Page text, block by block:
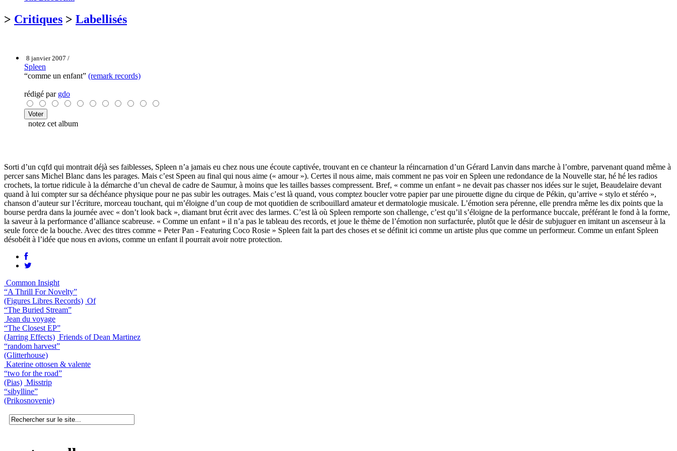
> Critiques > Labellisés
8 janvier 2007 /
Spleen
“comme un enfant” (remark records)
rédigé par gdo
notez cet album
Sorti d’un cqfd qui montrait déjà ses faiblesses, Spleen n’a jamais eu chez nous une écoute captivée, trouvant en ce chanteur la réincarnation d’un Gérard Lanvin dans marche à l’ombre, parvenant quand même à
percer sans Michel Blanc dans les parages. Mais c’est Speen au final qui nous aime (« amour »). Certes il nous aime, mais comment ne pas voir en Spleen une redondance de la Nouvelle star, hé hé les radios
crochets, la tortue ridicule à la démarche d’un cheval de cadre de Saumur, à moins que les tailles basses compressent. Bref, « comme un enfant » ne devait pas chasser nos idées sur le sujet, Beaudelaire devant
quand à lui compter sur sa déchéance physique pour ne pas subir les outrages. Mais c’est là quand, vous comptez boucler votre papier par une pirouette digne du cirque de Pékin, qu’arrive « stylo et stéréo »,
chanson d’auteur sur l’écriture, morceau touchant, qui m’éloigne d’un coup de mot quotidien de scribouillard amateur et dermatologie musicale. L’émotion sera pérenne, elle prendra même les dix points que la
bourse perdra dans la journée avec « don’t look back », diamant brut écrit avec des larmes. C’est là où Spleen remporte son challenge, c’est qu’il s’éloigne de la performance buccale, préférant le fond à la forme,
la saveur à la performance d’alliance scabreuse. « Comme un enfant » il n’a pas le tableau des records, et joue le thème de l’émotion non surfacturée, plutôt que le désir de subjuguer en imitant un ascenseur à la
seule force de la bouche. Avec des titres comme « Peter Pan - Featuring Coco Rosie » Spleen fait la part des choses et se définit ici comme un artiste plus que comme un performeur. Comme un enfant Spleen
désobéit à l’idée que nous en avions, comme un enfant il pourrait avoir notre protection.
Common Insight
“A Thrill For Novelty”
(Figures Libres Records) Of
“The Buried Stream”
Jean du voyage
“The Closest EP”
(Jarring Effects) Friends of Dean Martinez
“random harvest”
(Glitterhouse)
Katerine ottosen & valente
“two for the road”
(Pias) Misstrip
“sibylline”
(Prikosnovenie)